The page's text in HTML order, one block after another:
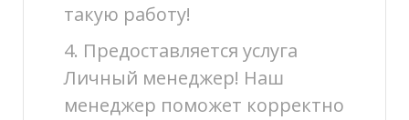
такую работу!
4. Предоставляется услуга
Личный менеджер! Наш
менеджер поможет корректно